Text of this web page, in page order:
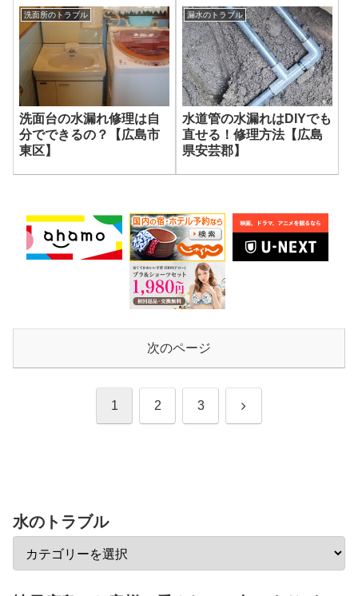
洗面所のトラブル
洗面台の水漏れ修理は自
分でできるの？【広島市
東区】
漏水のトラブル
水道管の水漏れはDIYでも
直せる！修理方法【広島
県安芸郡】
次のページ
1 2 3 次
水のトラブル